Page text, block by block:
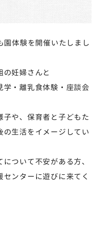
体験を開催いたしまし
妊婦さんと
・離乳食体験・座談会
や、保育者と子どもた
生活をイメージしてい
ついて不安がある方、
ンターに遊びに来てく